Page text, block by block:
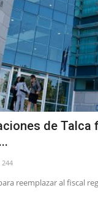
de Talca
244
reemplazar al fiscal